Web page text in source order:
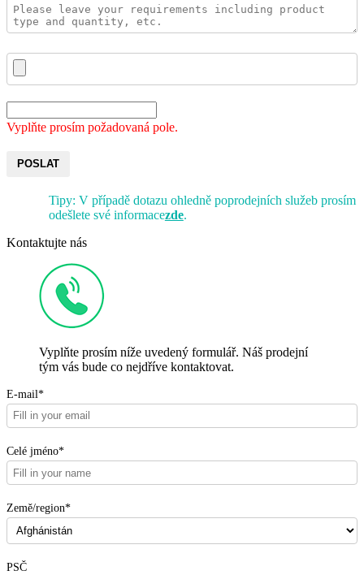
Vyplňte prosím požadovaná pole.
POSLAT
Tipy: V případě dotazu ohledně poprodejních služeb prosím
odešlete své informacezde.
Kontaktujte nás
Vyplňte prosím níže uvedený formulář. Náš prodejní
tým vás bude co nejdříve kontaktovat.
E-mail*
Celé jméno*
Země/region*
PSČ